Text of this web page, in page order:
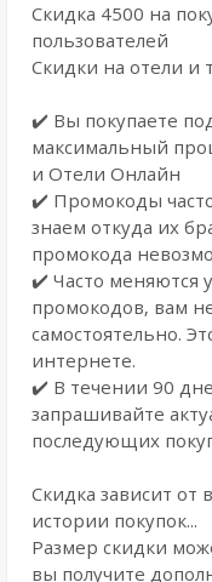
Скидка 4500 на
пользователей
Скидки на отели и
✔️ Вы покупаете
максимальный
и Отели Онлайн
✔️ Промокоды
знаем откуда их
промокода
✔️ Часто меняются
промокодов, вам
самостоятельно.
интернете.
✔️ В течении 90
запрашивайте
последующих
Скидка зависит от
истории покупок...
Размер скидки
вы получите